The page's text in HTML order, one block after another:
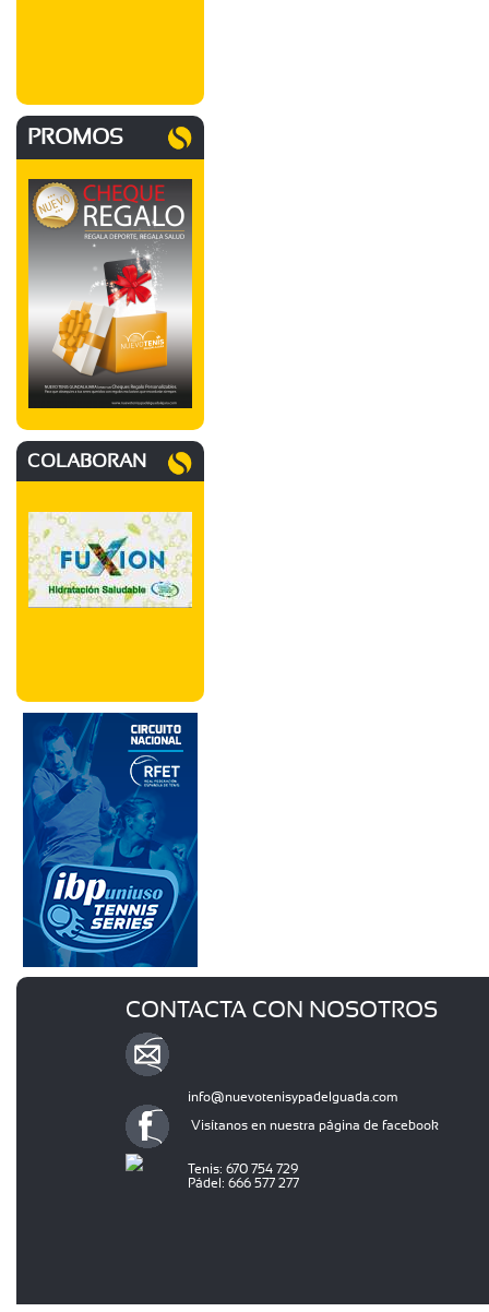
PROMOS
COLABORAN
CONTACTA CON NOSOTROS
info@nuevotenisypadelguada.com
Visítanos en nuestra página de facebook
Tenis: 670 754 729
Pádel: 666 577 277